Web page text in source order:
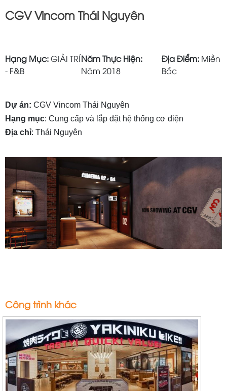
CGV Vincom Thái Nguyên
Hạng Mục: GIẢI TRÍ
- F&B
Năm Thực Hiện:
Năm 2018
Địa Điểm: Miền
Bắc
Dự án: CGV Vincom Thái Nguyên
Hạng mục: Cung cấp và lắp đặt hệ thống cơ điện
Địa chỉ: Thái Nguyên
Công trình khác